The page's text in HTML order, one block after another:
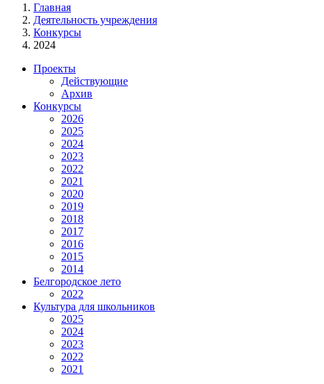
Главная
Деятельность учреждения
Конкурсы
2024
Проекты
Действующие
Архив
Конкурсы
2026
2025
2024
2023
2022
2021
2020
2019
2018
2017
2016
2015
2014
Белгородское лето
2022
Культура для школьников
2025
2024
2023
2022
2021